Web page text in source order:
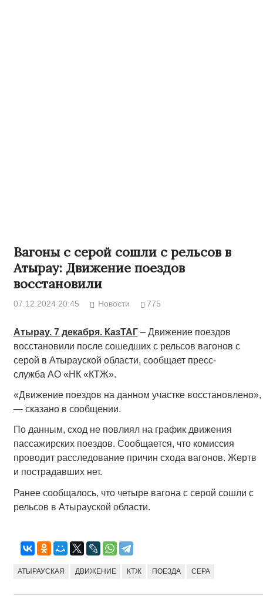
Вагоны с серой сошли с рельсов в
Атырау: Движение поездов
восстановили
07.12.2024 20:45 Новости 775
Атырау. 7 декабря. КазТАГ– Движение поездов
восстановили после сошедших с рельсов вагонов с
серой в Атырауской области, сообщает пресс-
служба АО «НК «КТЖ».
«Движение поездов на данном участке восстановлено»,
— сказано в сообщении.
По данным, сход не повлиял на график движения
пассажирских поездов. Сообщается, что комиссия
проводит расследование причин схода вагонов. Жертв
и пострадавших нет.
Ранее сообщалось, что четыре вагона с серой сошли с
рельсов в Атырауской области.
АТЫРАУСКАЯ ДВИЖЕНИЕ КТЖ ПОЕЗДА СЕРА